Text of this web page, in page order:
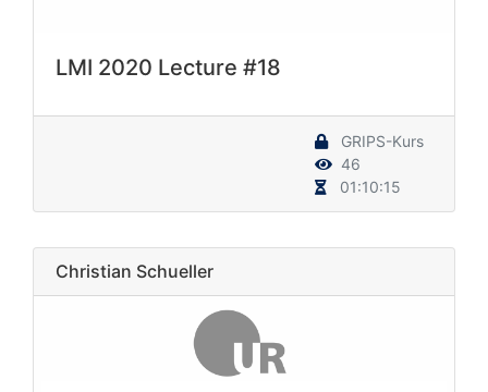
LMI 2020 Lecture #18
GRIPS-Kurs
46
01:10:15
Christian Schueller